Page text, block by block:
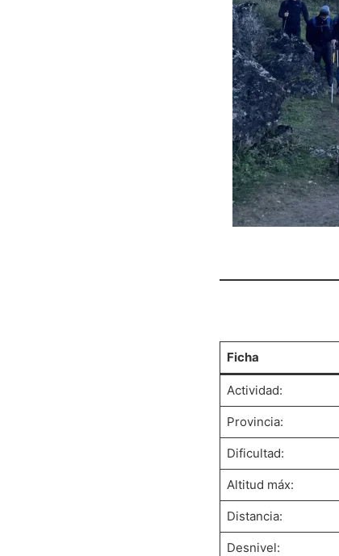
Ficha
Actividad:
Provincia:
Dificultad:
Altitud máx:
Distancia:
Desnivel: